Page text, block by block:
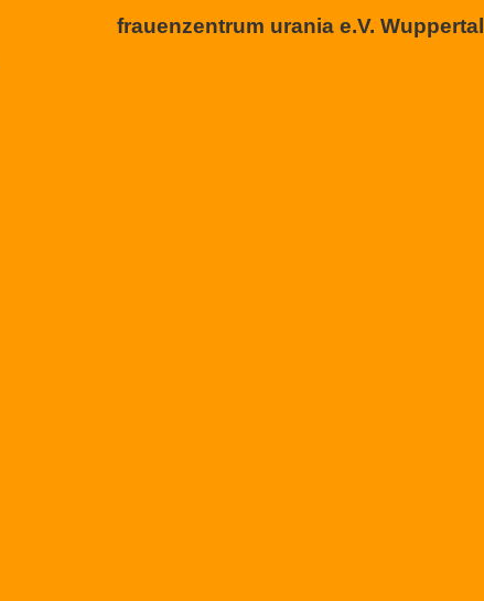
frauenzentrum urania e.V. Wuppertal